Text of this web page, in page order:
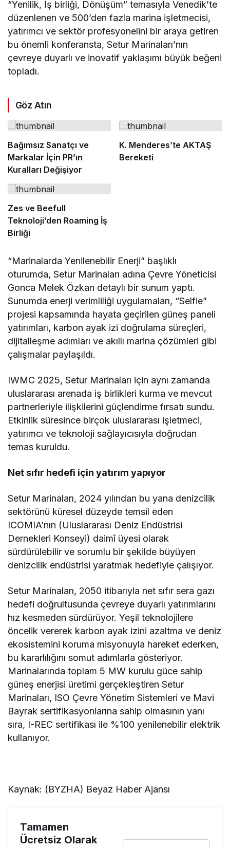
“Yenilik, İş birliği, Dönüşüm” temasıyla Venedik’te
düzenlenen ve 500’den fazla marina işletmecisi,
yatırımcı ve sektör profesyonelini bir araya getiren
bu önemli konferansta, Setur Marinaları’nın
çevreye duyarlı ve inovatif yaklaşımı büyük beğeni
topladı.
Göz Atın
Bağımsız Sanatçı ve
Markalar İçin PR’ın
Kuralları Değişiyor
K. Menderes’te AKTAŞ
Bereketi
Zes ve Beefull
Teknoloji’den Roaming İş
Birliği
“Marinalarda Yenilenebilir Enerji” başlıklı
oturumda, Setur Marinaları adına Çevre Yöneticisi
Gonca Melek Özkan detaylı bir sunum yaptı.
Sunumda enerji verimliliği uygulamaları, “Selfie”
projesi kapsamında hayata geçirilen güneş paneli
yatırımları, karbon ayak izi doğrulama süreçleri,
dijitalleşme adımları ve akıllı marina çözümleri gibi
çalışmalar paylaşıldı.
IWMC 2025, Setur Marinaları için aynı zamanda
uluslararası arenada iş birlikleri kurma ve mevcut
partnerleriyle ilişkilerini güçlendirme fırsatı sundu.
Etkinlik süresince birçok uluslararası işletmeci,
yatırımcı ve teknoloji sağlayıcısıyla doğrudan
temas kuruldu.
Net sıfır hedefi için yatırım yapıyor
Setur Marinaları, 2024 yılından bu yana denizcilik
sektörünü küresel düzeyde temsil eden
ICOMIA’nın (Uluslararası Deniz Endüstrisi
Dernekleri Konseyi) daimî üyesi olarak
sürdürülebilir ve sorumlu bir şekilde büyüyen
denizcilik endüstrisi yaratmak hedefiyle çalışıyor.
Setur Marinaları, 2050 itibarıyla net sıfır sera gazı
hedefi doğrultusunda çevreye duyarlı yatırımlarını
hız kesmeden sürdürüyor. Yeşil teknolojilere
öncelik vererek karbon ayak izini azaltma ve deniz
ekosistemini koruma misyonuyla hareket ederken,
bu kararlılığını somut adımlarla gösteriyor.
Marinalarında toplam 5 MW kurulu güce sahip
güneş enerjisi üretimi gerçekleştiren Setur
Marinaları, ISO Çevre Yönetim Sistemleri ve Mavi
Bayrak sertifikasyonlarına sahip olmasının yanı
sıra, I-REC sertifikası ile %100 yenilenebilir elektrik
kullanıyor.
Kaynak: (BYZHA) Beyaz Haber Ajansı
Tamamen
Ücretsiz Olarak